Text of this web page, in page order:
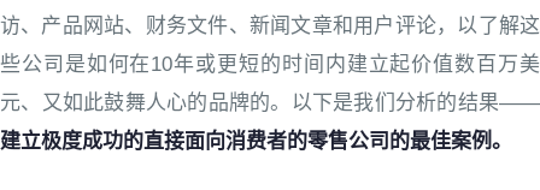
访、产品网站、财务文件、新闻文章和用户评论，以了解这
些公司是如何在10年或更短的时间内建立起价值数百万美
元、又如此鼓舞人心的品牌的。以下是我们分析的结果——
建立极度成功的直接面向消费者的零售公司的最佳案例。